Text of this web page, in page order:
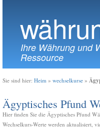
Ihre Währung und
Ressource
Sie sind hier: Heim » wechselkurse »
Ägyptisches Pfund
Hier finden Sie die Ägyptisches Pfund
Wechselkurs-Werte werden aktualisiert,